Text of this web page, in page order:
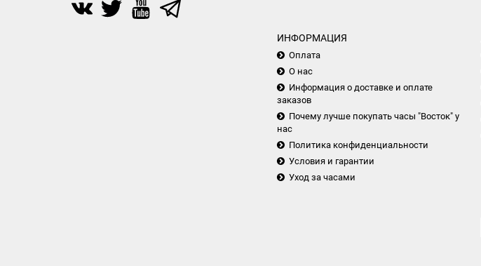
ИНФОРМАЦИЯ
Оплата
О нас
Информация о доставке и оплате
заказов
Почему лучше покупать часы "Восток" у
нас
Политика конфиденциальности
Условия и гарантии
Уход за часами